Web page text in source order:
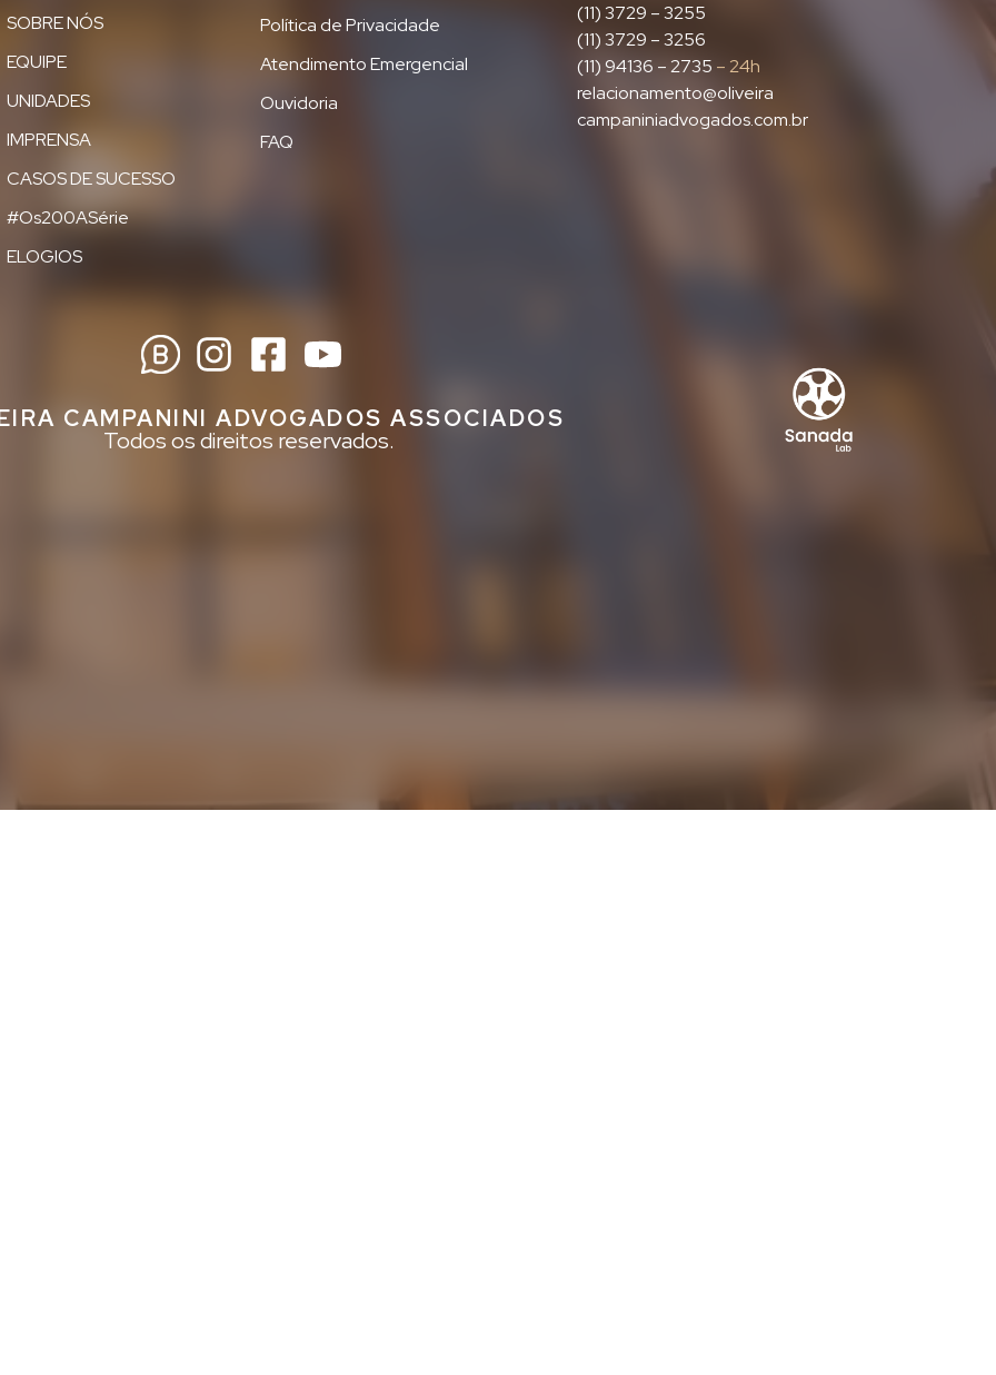
SOBRE NÓS
EQUIPE
UNIDADES
IMPRENSA
CASOS DE SUCESSO
#Os200ASérie
ELOGIOS
Política de Privacidade
Atendimento Emergencial
Ouvidoria
FAQ
(11) 3729 – 3255
(11) 3729 – 3256
(11) 94136 – 2735 – 24h
relacionamento@oliveira
campaniniadvogados.com.br
CAMPANINI ADVOGADOS ASSOCIADOS
Todos os direitos reservados.